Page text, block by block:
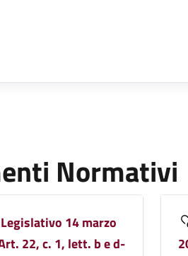
Normativi
14 marzo
22, c. 1, lett. b e d-